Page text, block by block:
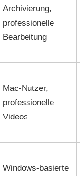
Archivierung,
professionelle
Bearbeitung
Mac-Nutzer,
professionelle
Videos
Windows-basierte